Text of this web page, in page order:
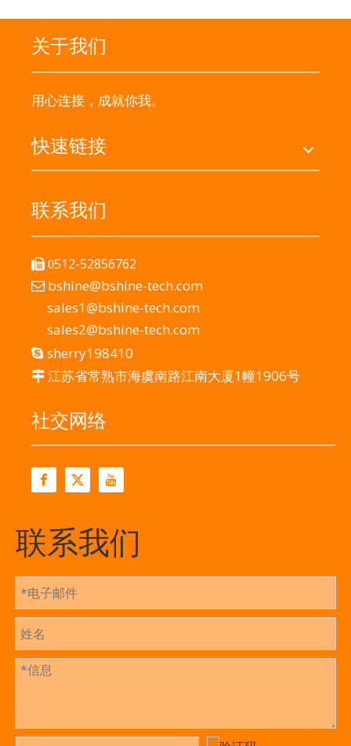
关于我们
用心连接，成就你我。
快速链接
联系我们
 0512-52856762
 bshine@bshine-tech.com
sales1@bshine-tech.com
sales2@bshine-tech.com
 sherry198410
 江苏省常熟市海虞南路江南大厦1幢1906号
社交网络
联系我们